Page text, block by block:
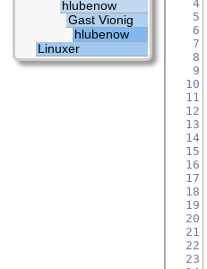
4
5
6
7
8
9
10
11
12
13
14
15
16
17
18
19
20
21
22
23
hlubenow
Gast Vionig
hlubenow
Linuxer